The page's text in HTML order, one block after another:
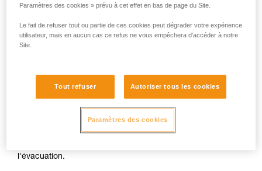
L'idéal est de pouvoir connecter le système d'évacuation au
harnais de la victime. Les manipulations sont plus faciles,
l'installation plus lisible avec moins de matériel. La prise
directe sur le harnais permet aussi de lever plus
l'évacuation.
Paramètres des cookies » prévu à cet effet en bas de page du Site.
Le fait de refuser tout ou partie de ces cookies peut dégrader votre expérience
utilisateur, mais en aucun cas ce refus ne vous empêchera d’accéder à notre
Site.
Tout refuser Autoriser tous les cookies
Paramètres des cookies